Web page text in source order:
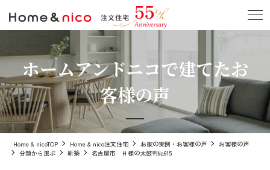
ホームアンドニコで建てたお
客様の声
Home & nicoTOP Home & nico注文住宅 お家の実例・お客様の声
お客様の声
分類から選ぶ
新築 名古屋市 Ｈ様の太鼓判№615